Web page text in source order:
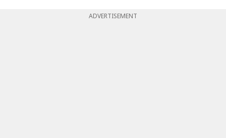
ADVERTISEMENT